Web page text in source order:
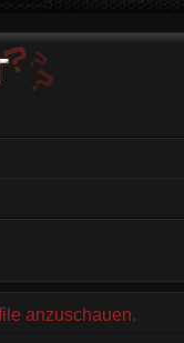
anzuschauen.